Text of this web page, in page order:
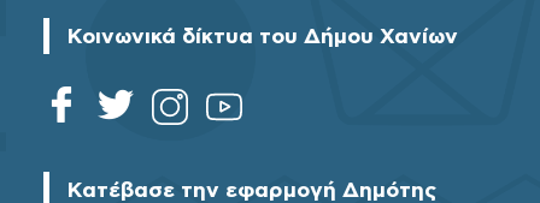
Κοινωνικά δίκτυα του Δήμου Χανίων
Κατέβασε την εφαρμογή Δημότης